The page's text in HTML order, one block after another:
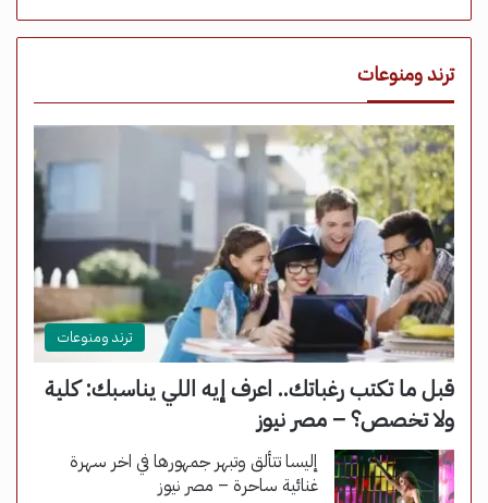
ترند ومنوعات
ترند ومنوعات
قبل ما تكتب رغباتك.. اعرف إيه اللي يناسبك: كلية
ولا تخصص؟ – مصر نيوز
إليسا تتألق وتبهر جمهورها في اخر سهرة
غنائية ساحرة – مصر نيوز